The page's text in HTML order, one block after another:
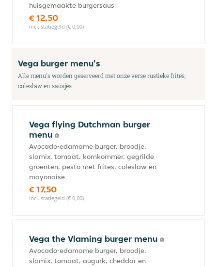
huisgemaakte burgersaus
€ 12,50
incl. statiegeld (€ 0,00)
Vega burger menu's
Alle menu's worden geserveerd met onze verse rustieke frites,
coleslaw en sausjes
Vega flying Dutchman burger
menu
Avocado-edamame burger, broodje,
slamix, tomaat, komkommer, gegrilde
groenten, pesto met frites, coleslaw en
mayonaise
€ 17,50
incl. statiegeld (€ 0,00)
Vega the Vlaming burger menu
Avocado-edamame burger, broodje,
slamix, tomaat, augurk, cheddar en